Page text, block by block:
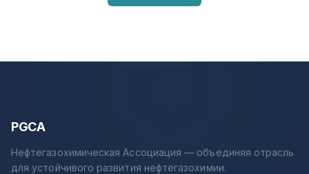
PGCA
Нефтегазохимическая Ассоциация — объединяя отрасль
для устойчивого развития нефтегазохимии.